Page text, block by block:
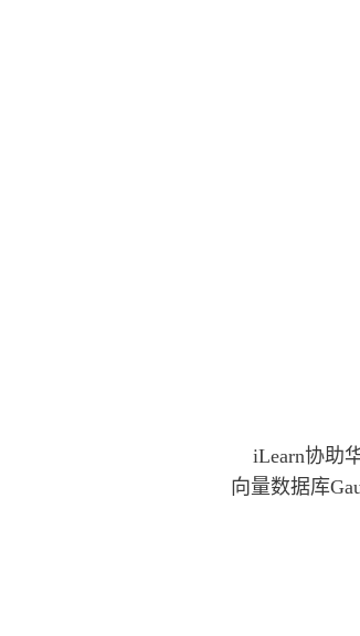
iLearn协助
向量数据库